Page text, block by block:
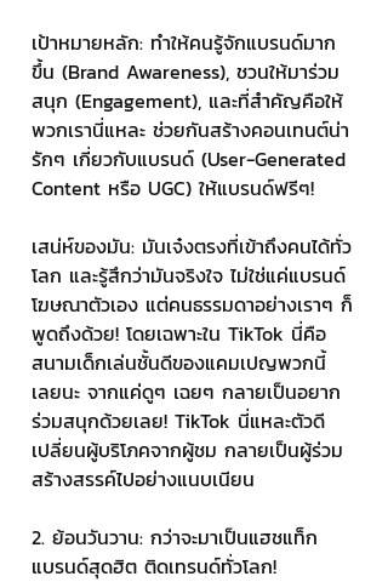
เป้าหมายหลัก: ทำให้คนรู้จักแบรนด์มาก
ขึ้น (Brand Awareness), ชวนให้มาร่วม
สนุก (Engagement), และที่สำคัญคือให้
พวกเรานี่แหละ ช่วยกันสร้างคอนเทนต์น่า
รักๆ เกี่ยวกับแบรนด์ (User-Generated
Content หรือ UGC) ให้แบรนด์ฟรีๆ!
เสน่ห์ของมัน: มันเจ๋งตรงที่เข้าถึงคนได้ทั่ว
โลก และรู้สึกว่ามันจริงใจ ไม่ใช่แค่แบรนด์
โฆษณาตัวเอง แต่คนธรรมดาอย่างเราๆ ก็
พูดถึงด้วย! โดยเฉพาะใน TikTok นี่คือ
สนามเด็กเล่นชั้นดีของแคมเปญพวกนี้
เลยนะ จากแค่ดูๆ เฉยๆ กลายเป็นอยาก
ร่วมสนุกด้วยเลย! TikTok นี่แหละตัวดี
เปลี่ยนผู้บริโภคจากผู้ชม กลายเป็นผู้ร่วม
สร้างสรรค์ไปอย่างแนบเนียน
2. ย้อนวันวาน: กว่าจะมาเป็นแฮชแท็ก
แบรนด์สุดฮิต ติดเทรนด์ทั่วโลก!